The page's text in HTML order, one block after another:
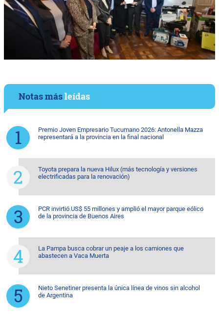
Notas másleídas
Premio Joven Empresario Tucumano 2026: Antonella Mazza
representará a la provincia en la final nacional
Toyota prepara la nueva Hilux (más tecnología y versiones
electrificadas para la renovación)
PCR invirtió US$ 55 millones y amplió el mayor parque eólico
de la provincia de Buenos Aires
La Pampa busca cobrar un peaje a los camiones que
abastecen a Vaca Muerta
Nieto Senetiner presenta la única línea de vinos sin alcohol
de Argentina